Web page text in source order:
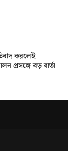
করলেই
প্রসঙ্গে বড় বার্তা